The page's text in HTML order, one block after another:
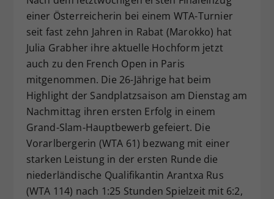
einer Österreicherin bei einem WTA-Turnier
seit fast zehn Jahren in Rabat (Marokko) hat
Julia Grabher ihre aktuelle Hochform jetzt
auch zu den French Open in Paris
mitgenommen. Die 26-Jährige hat beim
Highlight der Sandplatzsaison am Dienstag am
Nachmittag ihren ersten Erfolg in einem
Grand-Slam-Hauptbewerb gefeiert. Die
Vorarlbergerin (WTA 61) bezwang mit einer
starken Leistung in der ersten Runde die
niederländische Qualifikantin Arantxa Rus
(WTA 114) nach 1:25 Stunden Spielzeit mit 6:2,
Zweck
Dieser Wert speichert Ihre Consent-
Einstellungen. Unter anderem eine
zufällig generierte ID, für die
historische Speicherung Ihrer
vorgenommen Einstellungen, falls der
Webseiten-Betreiber dies eingestellt
hat.